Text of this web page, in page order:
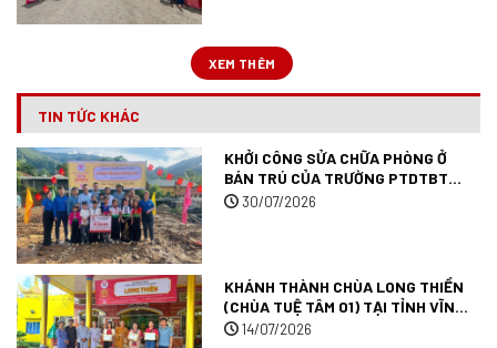
XEM THÊM
TIN TỨC KHÁC
KHỞI CÔNG SỬA CHỮA PHÒNG Ở
BÁN TRÚ CỦA TRƯỜNG PTDTBT
TIỂU HỌC MƯỜNG ANH (TRƯỜNG
30/07/2026
KHÁNH THÀNH CHÙA LONG THIỀN
(CHÙA TUỆ TÂM 01) TẠI TỈNH VĨNH
LONG.
14/07/2026